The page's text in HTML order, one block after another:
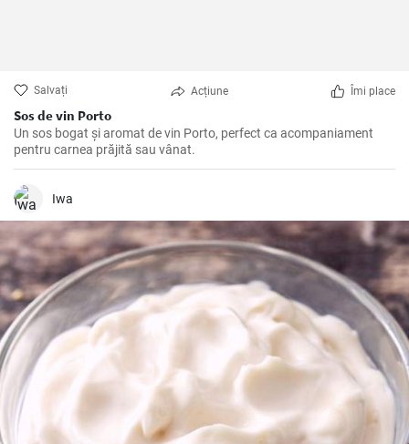
Salvați Acțiune Îmi place
Sos de vin Porto
Un sos bogat și aromat de vin Porto, perfect ca acompaniament
pentru carnea prăjită sau vânat.
Iwa